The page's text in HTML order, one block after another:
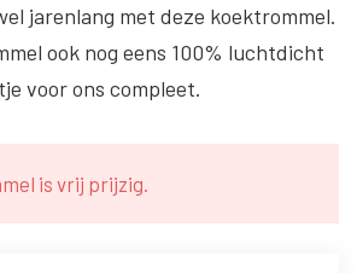
jarenlang met deze koektrommel.
ook nog eens 100% luchtdicht
voor ons compleet.
is vrij prijzig.